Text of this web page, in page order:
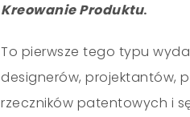
Kreowanie Produktu.
To pierwsze tego typu
designerów, projektantów,
rzeczników patentowych i